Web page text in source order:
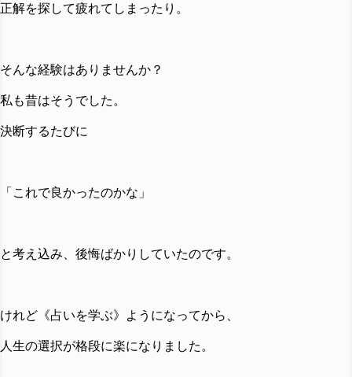
正解を探して疲れてしまったり。
そんな経験はありませんか？
私も昔はそうでした。
決断するたびに
「これで良かったのかな」
と考え込み、後悔ばかりしていたのです。
けれど《占いを学ぶ》ようになってから、
人生の選択が格段に楽になりました。